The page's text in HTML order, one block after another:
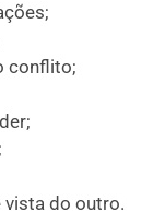
conflito;
do outro.